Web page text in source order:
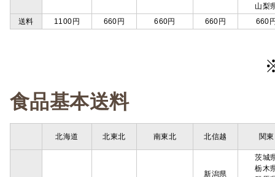
山梨
送料
1100円 660円 660円 660円 660
食品基本送料
北海道 北東北 南東北 北信越 関東
新潟県
茨城
栃木